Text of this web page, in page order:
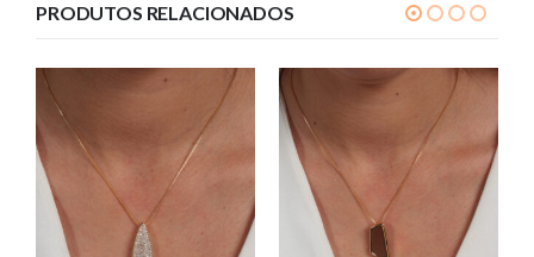
PRODUTOS RELACIONADOS